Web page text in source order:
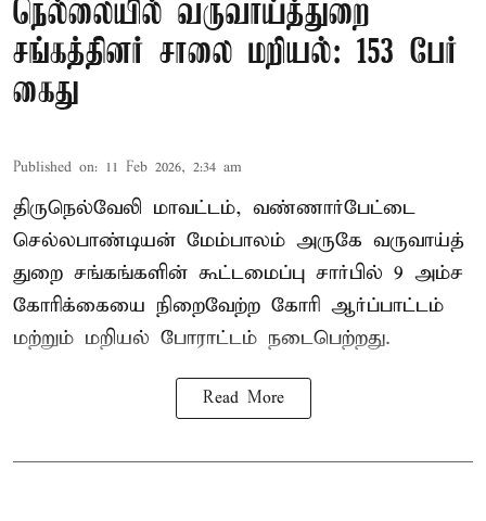
நெல்லையில் வருவாய்த்துறை
சங்கத்தினர் சாலை மறியல்: 153 பேர்
கைது
Published on: 11 Feb 2026, 2:34 am
திருநெல்வேலி மாவட்டம், வண்ணார்பேட்டை
செல்லபாண்டியன் மேம்பாலம் அருகே வருவாய்த்
துறை சங்கங்களின் கூட்டமைப்பு சார்பில் 9 அம்ச
கோரிக்கையை நிறைவேற்ற கோரி ஆர்ப்பாட்டம்
மற்றும் மறியல் போராட்டம் நடைபெற்றது.
Read More